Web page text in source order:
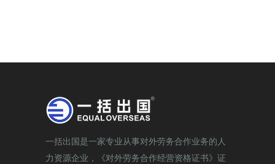
一括出国是一家专业从事对外劳务合作业务的人
力资源企业，《对外劳务合作经营资格证书》证